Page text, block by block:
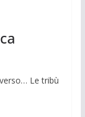
Le tribù